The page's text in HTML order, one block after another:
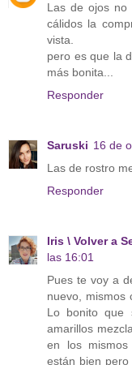
Las de ojos no
cálidos la
vista.
pero es que la
más bonita...
Responder
Saruski 16 de
Las de rostro
Responder
Iris \ Volver a
las 16:01
Pues te voy a
nuevo, mismos
Lo bonito que
amarillos
en los mismos
están bien